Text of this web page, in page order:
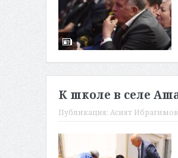
К школе в селе
Публикация: Асият